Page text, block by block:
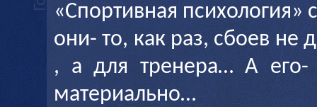
«Спортивная психология»
они- то, как раз, сбоев не
, а для тренера… А
материально…